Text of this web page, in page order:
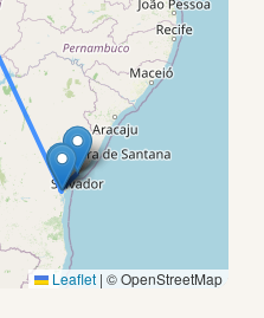
Leaflet | © OpenStreetMap